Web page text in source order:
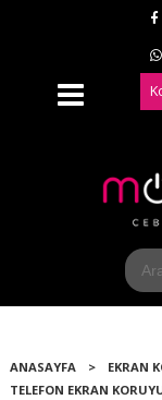
ANASAYFA > EKRAN
TELEFON EKRAN